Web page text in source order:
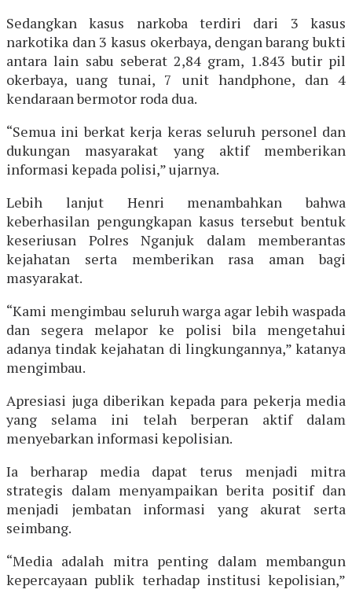
Sedangkan kasus narkoba terdiri dari 3 kasus
narkotika dan 3 kasus okerbaya, dengan barang bukti
antara lain sabu seberat 2,84 gram, 1.843 butir pil
okerbaya, uang tunai, 7 unit handphone, dan 4
kendaraan bermotor roda dua.
“Semua ini berkat kerja keras seluruh personel dan
dukungan masyarakat yang aktif memberikan
informasi kepada polisi,” ujarnya.
Lebih lanjut Henri menambahkan bahwa
keberhasilan pengungkapan kasus tersebut bentuk
keseriusan Polres Nganjuk dalam memberantas
kejahatan serta memberikan rasa aman bagi
masyarakat.
“Kami mengimbau seluruh warga agar lebih waspada
dan segera melapor ke polisi bila mengetahui
adanya tindak kejahatan di lingkungannya,” katanya
mengimbau.
Apresiasi juga diberikan kepada para pekerja media
yang selama ini telah berperan aktif dalam
menyebarkan informasi kepolisian.
Ia berharap media dapat terus menjadi mitra
strategis dalam menyampaikan berita positif dan
menjadi jembatan informasi yang akurat serta
seimbang.
“Media adalah mitra penting dalam membangun
kepercayaan publik terhadap institusi kepolisian,”